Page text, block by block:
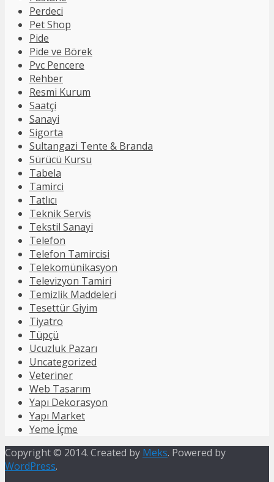
Perdeci
Pet Shop
Pide
Pide ve Börek
Pvc Pencere
Rehber
Resmi Kurum
Saatçi
Sanayi
Sigorta
Sultangazi Tente & Branda
Sürücü Kursu
Tabela
Tamirci
Tatlıcı
Teknik Servis
Tekstil Sanayi
Telefon
Telefon Tamircisi
Telekomünikasyon
Televizyon Tamiri
Temizlik Maddeleri
Tesettür Giyim
Tiyatro
Tüpçü
Ucuzluk Pazarı
Uncategorized
Veteriner
Web Tasarım
Yapı Dekorasyon
Yapı Market
Yeme İçme
Copyright © 2014. Created by Meks. Powered by
WordPress.